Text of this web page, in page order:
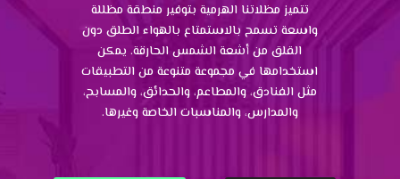
تتميز مظلاتنا الهرمية بتوفير منطقة مظللة
واسعة تسمح بالاستمتاع بالهواء الطلق دون
القلق من أشعة الشمس الحارقة. يمكن
استخدامها في مجموعة متنوعة من التطبيقات
مثل الفنادق، والمطاعم، والحدائق، والمسابح،
والمدارس، والمناسبات الخاصة وغيرها.